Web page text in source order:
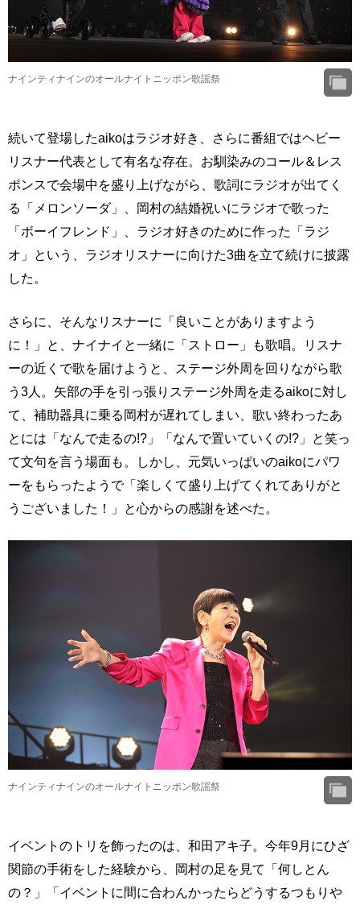
ナインティナインのオールナイトニッポン歌謡祭
続いて登場したaikoはラジオ好き、さらに番組ではヘビー
リスナー代表として有名な存在。お馴染みのコール＆レス
ポンスで会場中を盛り上げながら、歌詞にラジオが出てく
る「メロンソーダ」、岡村の結婚祝いにラジオで歌った
「ボーイフレンド」、ラジオ好きのために作った「ラジ
オ」という、ラジオリスナーに向けた3曲を立て続けに披露
した。
さらに、そんなリスナーに「良いことがありますよう
に！」と、ナイナイと一緒に「ストロー」も歌唱。リスナ
ーの近くで歌を届けようと、ステージ外周を回りながら歌
う3人。矢部の手を引っ張りステージ外周を走るaikoに対し
て、補助器具に乗る岡村が遅れてしまい、歌い終わったあ
とには「なんで走るの!?」「なんで置いていくの!?」と笑っ
て文句を言う場面も。しかし、元気いっぱいのaikoにパワ
ーをもらったようで「楽しくて盛り上げてくれてありがと
うございました！」と心からの感謝を述べた。
ナインティナインのオールナイトニッポン歌謡祭
イベントのトリを飾ったのは、和田アキ子。今年9月にひざ
関節の手術をした経験から、岡村の足を見て「何しとん
の？」「イベントに間に合わんかったらどうするつもりや